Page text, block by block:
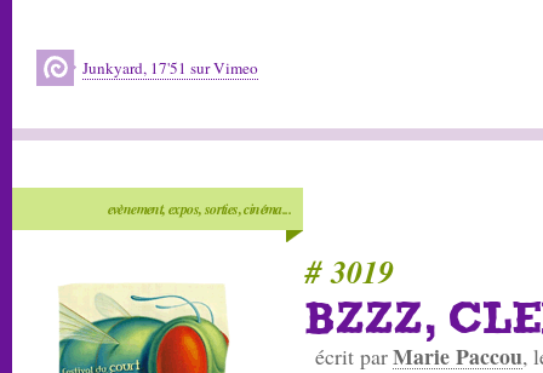
Junkyard, 17'51 sur Vimeo
evènement, expos, sorties, cinéma...
# 3019
BZZZ,
écrit parMarie Paccou,